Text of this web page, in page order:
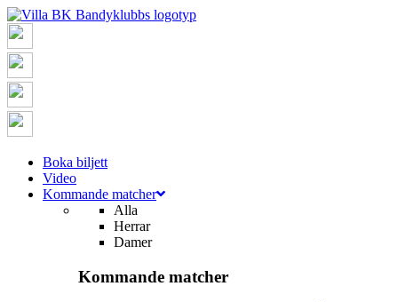
Boka biljett
Video
Kommande matcher
Alla
Herrar
Damer
Kommande matcher